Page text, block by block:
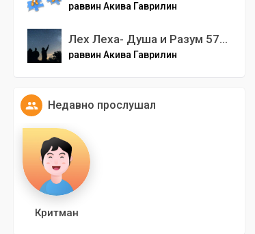
раввин Акива Гаврилин
Лех Леха- Душа и Разум 5783
раввин Акива Гаврилин
Недавно прослушал
Критман